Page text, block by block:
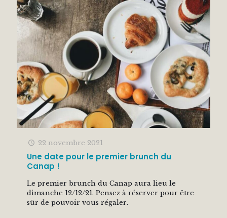
22 novembre 2021
Une date pour le premier brunch du
Canap !
Le premier brunch du Canap aura lieu le
dimanche 12/12/21. Pensez à réserver pour être
sûr de pouvoir vous régaler.